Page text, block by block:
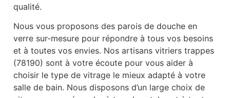
qualité.
Nous vous proposons des parois de douche en
verre sur-mesure pour répondre à tous vos besoins
et à toutes vos envies. Nos artisans vitriers trappes
(78190) sont à votre écoute pour vous aider à
choisir le type de vitrage le mieux adapté à votre
salle de bain. Nous disposons d’un large choix de